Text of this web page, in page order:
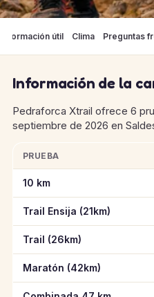
Información útil Clima Preguntas
Información de la
Pedraforca Xtrail ofrece 6
septiembre de 2026 en
Información clave de las
PRUEBA
10 km
Trail Ensija (21km)
Trail (26km)
Maratón (42km)